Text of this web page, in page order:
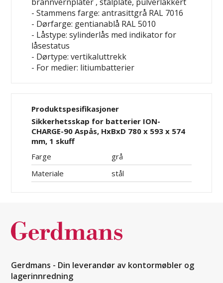
- Stammens farge: antrasittgrå RAL 7016
- Dørfarge: gentianablå RAL 5010
- Låstype: sylinderlås med indikator for
låsestatus
- Dørtype: vertikaluttrekk
- For medier: litiumbatterier
Produktspesifikasjoner
Sikkerhetsskap for batterier ION-
CHARGE-90 Aspås, HxBxD 780 x 593 x 574
mm, 1 skuff
Farge
grå
Materiale
stål
Gerdmans - Din leverandør av kontormøbler og
lagerinnredning